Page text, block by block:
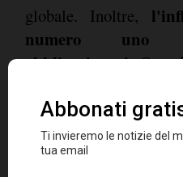
globale. Inoltre,
numero uno
obbligazionari.
più del previsto, gli
possono perdere
ripercussioni anche